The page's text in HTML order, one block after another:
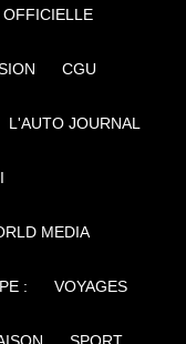
OFFICIELLE
CGU
L'AUTO JOURNAL
MEDIA
: VOYAGES
SPORT